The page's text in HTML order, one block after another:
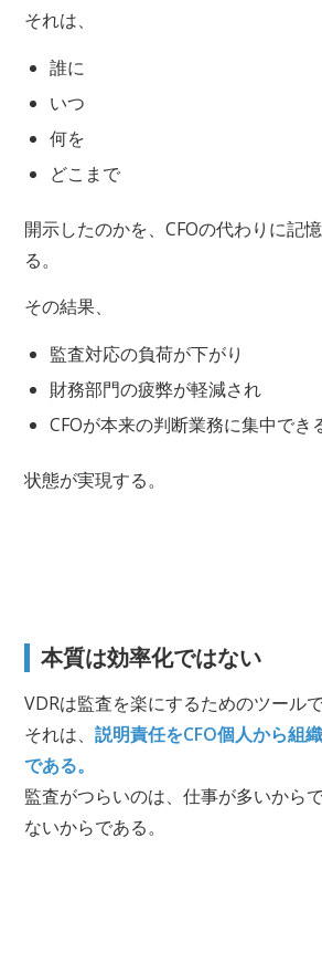
それは、
誰に
いつ
何を
どこまで
開示したのかを、CFOの代わりに記
る。
その結果、
監査対応の負荷が下がり
財務部門の疲弊が軽減され
CFOが本来の判断業務に集中でき
状態が実現する。
本質は効率化ではない
VDRは監査を楽にするためのツールで
それは、説明責任をCFO個人から組
である。
監査がつらいのは、仕事が多いから
ないからである。